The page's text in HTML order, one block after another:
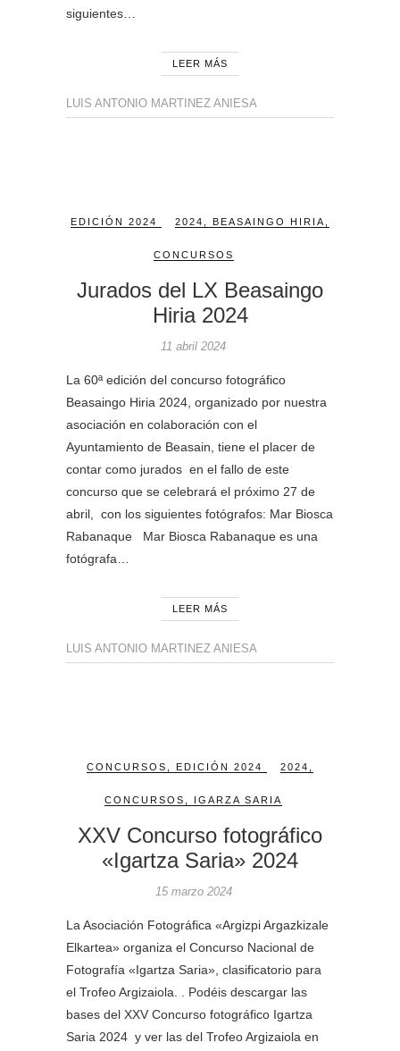
siguientes…
LEER MÁS
LUIS ANTONIO MARTINEZ ANIESA
EDICIÓN 2024 2024 BEASAINGO HIRIA
CONCURSOS
Jurados del LX Beasaingo
Hiria 2024
11 abril 2024
La 60ª edición del concurso fotográfico
Beasaingo Hiria 2024, organizado por nuestra
asociación en colaboración con el
Ayuntamiento de Beasain, tiene el placer de
contar como jurados en el fallo de este
concurso que se celebrará el próximo 27 de
abril, con los siguientes fotógrafos: Mar Biosca
Rabanaque Mar Biosca Rabanaque es una
fotógrafa…
LEER MÁS
LUIS ANTONIO MARTINEZ ANIESA
CONCURSOS EDICIÓN 2024 2024
CONCURSOS IGARZA SARIA
XXV Concurso fotográfico
«Igartza Saria» 2024
15 marzo 2024
La Asociación Fotográfica «Argizpi Argazkizale
Elkartea» organiza el Concurso Nacional de
Fotografía «Igartza Saria», clasificatorio para
el Trofeo Argizaiola. . Podéis descargar las
bases del XXV Concurso fotográfico Igartza
Saria 2024 y ver las del Trofeo Argizaiola en